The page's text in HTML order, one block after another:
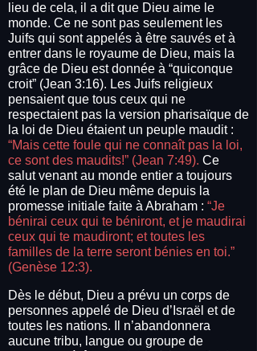
lieu de cela, il a dit que Dieu aime le
monde. Ce ne sont pas seulement les
Juifs qui sont appelés à être sauvés et à
entrer dans le royaume de Dieu, mais la
grâce de Dieu est donnée à “quiconque
croit” (Jean 3:16). Les Juifs religieux
pensaient que tous ceux qui ne
respectaient pas la version pharisaïque de
la loi de Dieu étaient un peuple maudit :
“Mais cette foule qui ne connaît pas la loi,
ce sont des maudits!” (Jean 7:49). Ce
salut venant au monde entier a toujours
été le plan de Dieu même depuis la
promesse initiale faite à Abraham : “Je
bénirai ceux qui te béniront, et je maudirai
ceux qui te maudiront; et toutes les
familles de la terre seront bénies en toi.”
(Genèse 12:3).
Dès le début, Dieu a prévu un corps de
personnes appelé de Dieu d’Israël et de
toutes les nations. Il n’abandonnera
aucune tribu, langue ou groupe de